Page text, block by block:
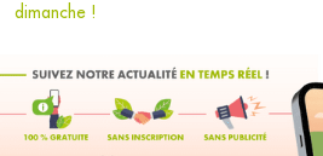
dimanche !